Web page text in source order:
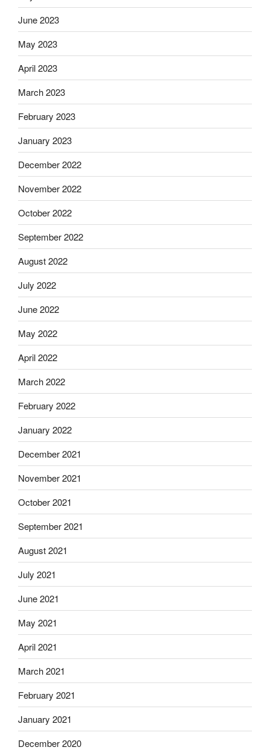
June 2023
May 2023
April 2023
March 2023
February 2023
January 2023
December 2022
November 2022
October 2022
September 2022
August 2022
July 2022
June 2022
May 2022
April 2022
March 2022
February 2022
January 2022
December 2021
November 2021
October 2021
September 2021
August 2021
July 2021
June 2021
May 2021
April 2021
March 2021
February 2021
January 2021
December 2020